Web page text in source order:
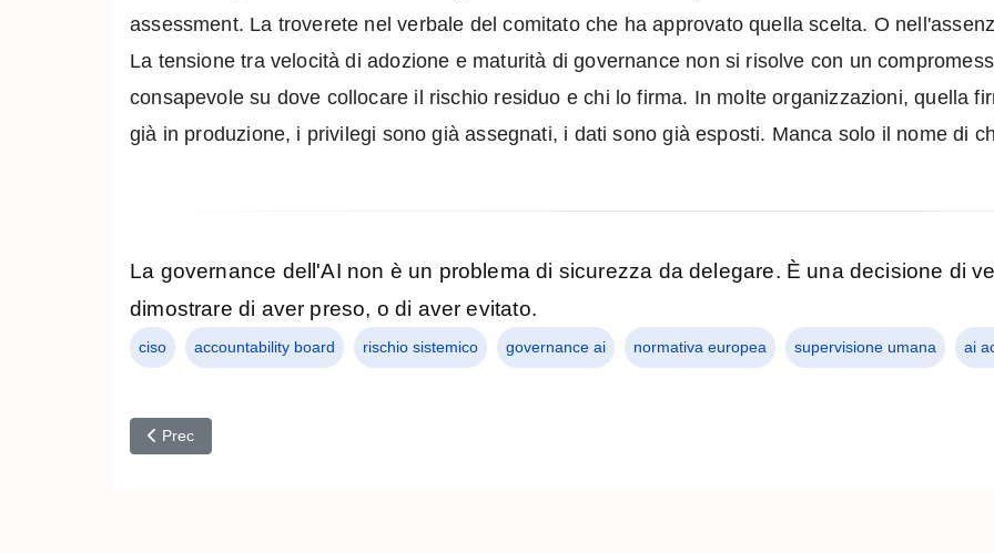
assessment. La troverete nel verbale del comitato che ha approvato quella scelta. O
La tensione tra velocità di adozione e maturità di governance non si risolve con un
consapevole su dove collocare il rischio residuo e chi lo firma. In molte organizzazioni, quella
già in produzione, i privilegi sono già assegnati, i dati sono già esposti. Manca solo il nome di
La governance dell'AI non è un problema di sicurezza da delegare. È una decisione di
dimostrare di aver preso, o di aver evitato.
ciso accountability board rischio sistemico governance ai normativa europea supervisione umana ai
Articolo precedente: Dieci ore per reagire: il board non è pronto
Prec